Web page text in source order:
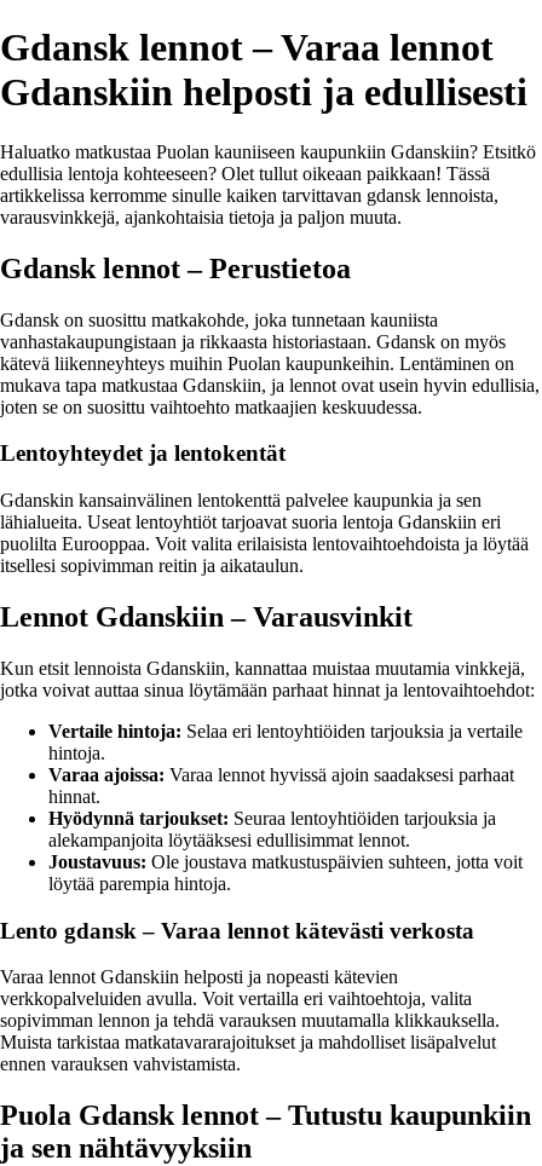
Gdansk lennot – Varaa lennot
Gdanskiin helposti ja edullisesti
Haluatko matkustaa Puolan kauniiseen kaupunkiin Gdanskiin? Etsitkö
edullisia lentoja kohteeseen? Olet tullut oikeaan paikkaan! Tässä
artikkelissa kerromme sinulle kaiken tarvittavan gdansk lennoista,
varausvinkkejä, ajankohtaisia tietoja ja paljon muuta.
Gdansk lennot – Perustietoa
Gdansk on suosittu matkakohde, joka tunnetaan kauniista
vanhastakaupungistaan ja rikkaasta historiastaan. Gdansk on myös
kätevä liikenneyhteys muihin Puolan kaupunkeihin. Lentäminen on
mukava tapa matkustaa Gdanskiin, ja lennot ovat usein hyvin edullisia,
joten se on suosittu vaihtoehto matkaajien keskuudessa.
Lentoyhteydet ja lentokentät
Gdanskin kansainvälinen lentokenttä palvelee kaupunkia ja sen
lähialueita. Useat lentoyhtiöt tarjoavat suoria lentoja Gdanskiin eri
puolilta Eurooppaa. Voit valita erilaisista lentovaihtoehdoista ja löytää
itsellesi sopivimman reitin ja aikataulun.
Lennot Gdanskiin – Varausvinkit
Kun etsit lennoista Gdanskiin, kannattaa muistaa muutamia vinkkejä,
jotka voivat auttaa sinua löytämään parhaat hinnat ja lentovaihtoehdot:
Vertaile hintoja: Selaa eri lentoyhtiöiden tarjouksia ja vertaile
hintoja.
Varaa ajoissa: Varaa lennot hyvissä ajoin saadaksesi parhaat
hinnat.
Hyödynnä tarjoukset: Seuraa lentoyhtiöiden tarjouksia ja
alekampanjoita löytääksesi edullisimmat lennot.
Joustavuus: Ole joustava matkustuspäivien suhteen, jotta voit
löytää parempia hintoja.
Lento gdansk – Varaa lennot kätevästi verkosta
Varaa lennot Gdanskiin helposti ja nopeasti kätevien
verkkopalveluiden avulla. Voit vertailla eri vaihtoehtoja, valita
sopivimman lennon ja tehdä varauksen muutamalla klikkauksella.
Muista tarkistaa matkatavararajoitukset ja mahdolliset lisäpalvelut
ennen varauksen vahvistamista.
Puola Gdansk lennot – Tutustu kaupunkiin
ja sen nähtävyyksiin